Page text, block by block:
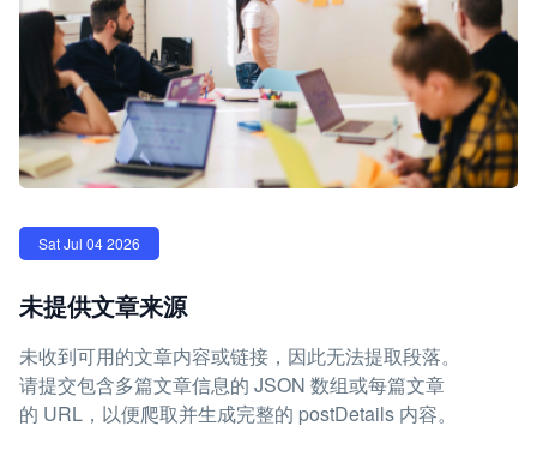
Sat Jul 04 2026
未提供文章来源
未收到可用的文章内容或链接，因此无法提取段落。
请提交包含多篇文章信息的 JSON 数组或每篇文章
的 URL，以便爬取并生成完整的 postDetails 内容。